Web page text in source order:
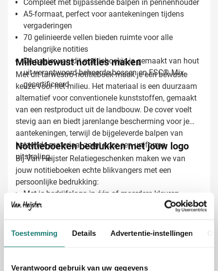
Toestemming Details Advertentie-instellingen
Verantwoord gebruik van uw gegevens
Compleet met bijpassende balpen in pennenhouder
A5-formaat, perfect voor aantekeningen tijdens
vergaderingen
70 gelinieerde vellen bieden ruimte voor alle
belangrijke notities
De papier van dit notitieboekje is gemaakt van hout
uit verantwoord beheerde bossen en FSC® Mix-
gecertificeerd
Milieubewust notities maken
Met dit tarwestro notitieboek maak je een bewuste
keuze voor het milieu. Het materiaal is een duurzaam
alternatief voor conventionele kunststoffen, gemaakt
van een restproduct uit de landbouw. De cover voelt
stevig aan en biedt jarenlange bescherming voor je
aantekeningen, terwijl de bijgeleverde balpen van
hetzelfde materiaal zorgt voor een uniforme
uitstraling.
Notitieboeken bedrukken met jouw logo
Bij Van Heijster Relatiegeschenken maken we van
jouw notitieboeken echte blikvangers met een
persoonlijke bedrukking:
Met je bedrijfslogo in één of meerdere kleuren
Met een pakkende slogan of boodschap
Een bedrukt notitieboek is niet alleen functioneel, maar
evenement. Elke keer als iemand aantekeningen